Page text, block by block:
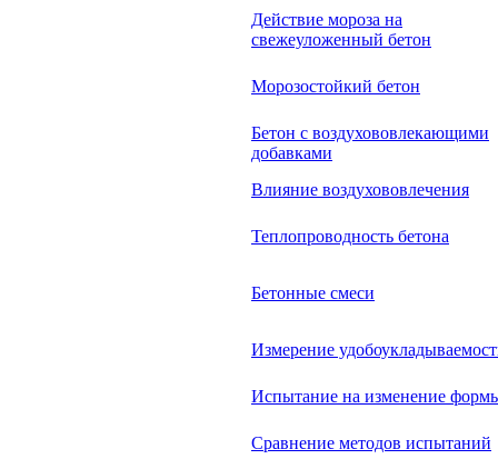
Действие мороза на
свежеуложенный бетон
Морозостойкий бетон
Бетон с воздухововлекающими
добавками
Влияние воздухововлечения
Теплопроводность бетона
Бетонные смеси
Измерение
Испытание на изменение
Сравнение методов испытаний